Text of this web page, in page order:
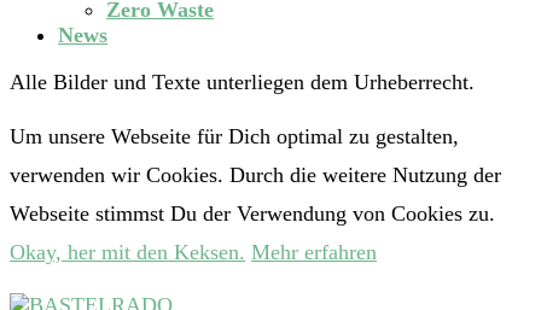
Zero Waste
News
Alle Bilder und Texte unterliegen dem Urheberrecht.
Um unsere Webseite für Dich optimal zu gestalten,
verwenden wir Cookies. Durch die weitere Nutzung der
Webseite stimmst Du der Verwendung von Cookies zu.
Okay, her mit den Keksen. Mehr erfahren